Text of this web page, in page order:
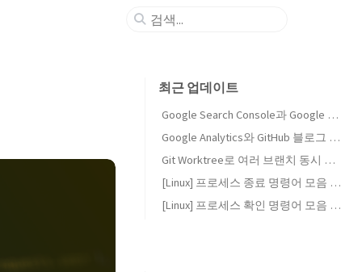
최근 업데이트
Google Search Console과 Google Analytics 연결하기
Google Analytics와 GitHub 블로그 연동하기
Git Worktree로 여러 브랜치 동시 작업하기
[Linux] 프로세스 종료 명령어 모음 (kill, pkill, fuser)
[Linux] 프로세스 확인 명령어 모음 (ps, top, lsof, ss)